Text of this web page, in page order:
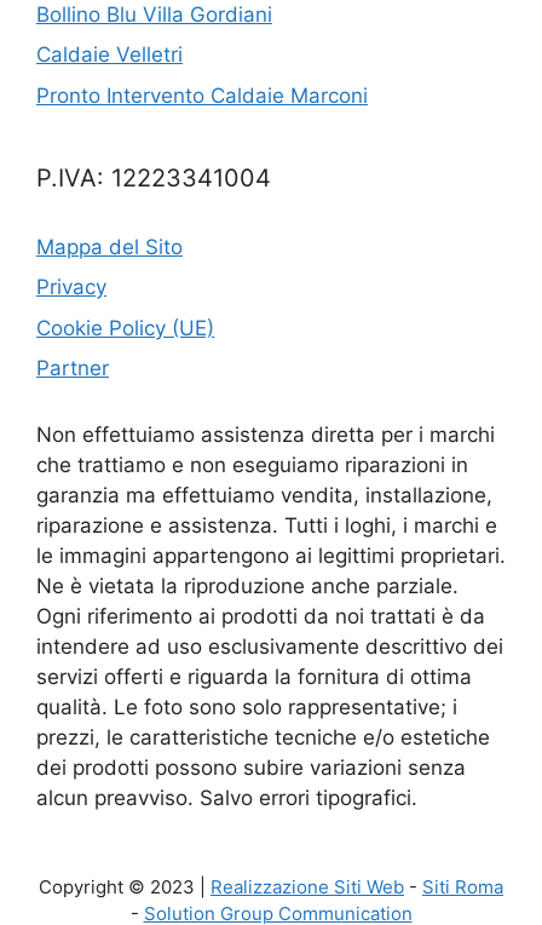
Bollino Blu Villa Gordiani
Caldaie Velletri
Pronto Intervento Caldaie Marconi
P.IVA: 12223341004
Mappa del Sito
Privacy
Cookie Policy (UE)
Partner
Non effettuiamo assistenza diretta per i marchi
che trattiamo e non eseguiamo riparazioni in
garanzia ma effettuiamo vendita, installazione,
riparazione e assistenza. Tutti i loghi, i marchi e
le immagini appartengono ai legittimi proprietari.
Ne è vietata la riproduzione anche parziale.
Ogni riferimento ai prodotti da noi trattati è da
intendere ad uso esclusivamente descrittivo dei
servizi offerti e riguarda la fornitura di ottima
qualità. Le foto sono solo rappresentative; i
prezzi, le caratteristiche tecniche e/o estetiche
dei prodotti possono subire variazioni senza
alcun preavviso. Salvo errori tipografici.
Copyright © 2023 | Realizzazione Siti Web - Siti Roma
- Solution Group Communication